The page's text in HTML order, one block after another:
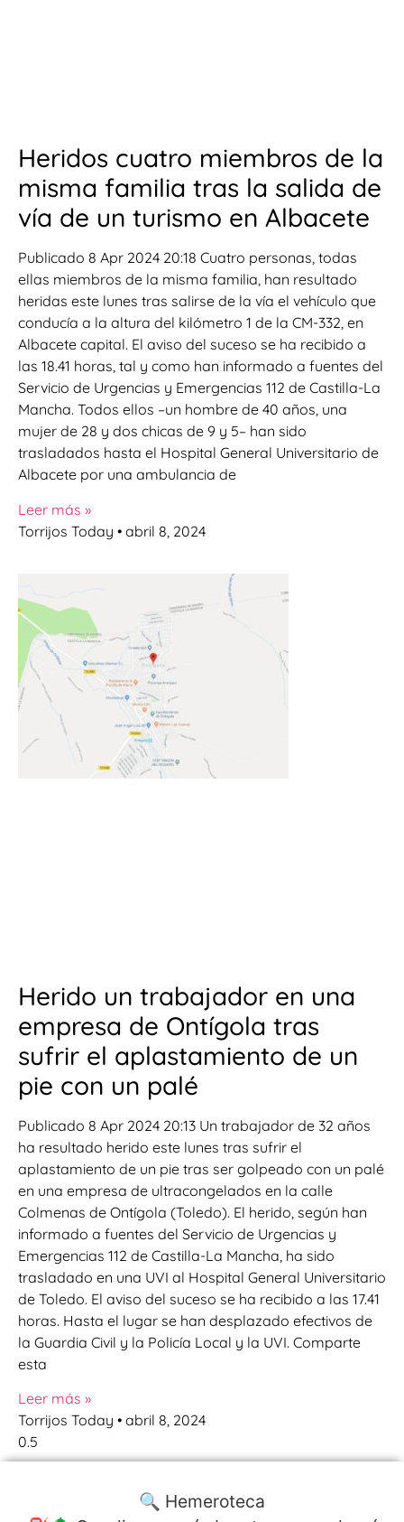
Heridos cuatro miembros de la
misma familia tras la salida de
vía de un turismo en Albacete
Publicado 8 Apr 2024 20:18 Cuatro personas, todas
ellas miembros de la misma familia, han resultado
heridas este lunes tras salirse de la vía el vehículo que
conducía a la altura del kilómetro 1 de la CM-332, en
Albacete capital. El aviso del suceso se ha recibido a
las 18.41 horas, tal y como han informado a fuentes del
Servicio de Urgencias y Emergencias 112 de Castilla-La
Mancha. Todos ellos –un hombre de 40 años, una
mujer de 28 y dos chicas de 9 y 5– han sido
trasladados hasta el Hospital General Universitario de
Albacete por una ambulancia de
Leer más »
Torrijos Today
abril 8, 2024
Herido un trabajador en una
empresa de Ontígola tras
sufrir el aplastamiento de un
pie con un palé
Publicado 8 Apr 2024 20:13 Un trabajador de 32 años
ha resultado herido este lunes tras sufrir el
aplastamiento de un pie tras ser golpeado con un palé
en una empresa de ultracongelados en la calle
Colmenas de Ontígola (Toledo). El herido, según han
informado a fuentes del Servicio de Urgencias y
Emergencias 112 de Castilla-La Mancha, ha sido
trasladado en una UVI al Hospital General Universitario
de Toledo. El aviso del suceso se ha recibido a las 17.41
horas. Hasta el lugar se han desplazado efectivos de
la Guardia Civil y la Policía Local y la UVI. Comparte
esta
Leer más »
Torrijos Today
abril 8, 2024
🔍 Hemeroteca